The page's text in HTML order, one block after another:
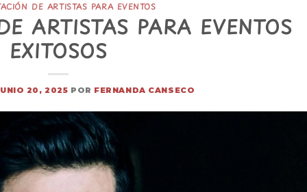
DE ARTISTAS PARA EVENTOS
ARTISTAS PARA EVENTOS
EXITOSOS
20, 2025 POR FERNANDA CANSECO